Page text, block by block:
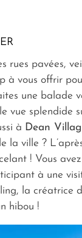
rues pavées,
à vous offrir
une balade
vue splendide
à Dean
la ville ?
! Vous
à une
la créatrice
hibou !